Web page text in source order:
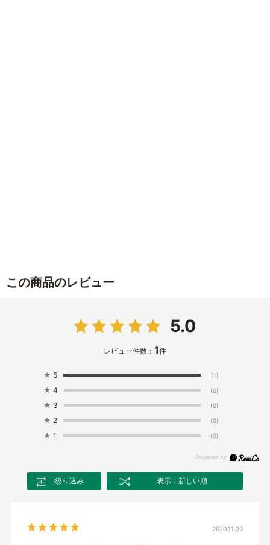
この商品のレビュー
5.0
レビュー件数： 1件
★ 5 (1)
★ 4 (0)
★ 3 (0)
★ 2 (0)
★ 1 (0)
絞り込み 表示：新しい順
2020.11.29